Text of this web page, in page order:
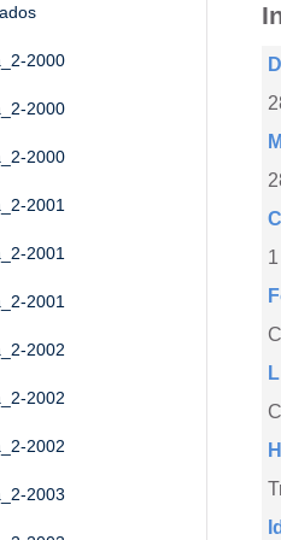
2000
2000
2000
2001
2001
2001
2002
2002
2002
2003